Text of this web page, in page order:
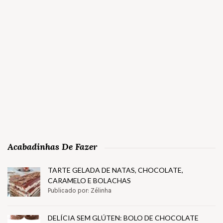
Acabadinhas De Fazer
TARTE GELADA DE NATAS, CHOCOLATE,
CARAMELO E BOLACHAS
Publicado por: Zélinha
DELÍCIA SEM GLÚTEN: BOLO DE CHOCOLATE